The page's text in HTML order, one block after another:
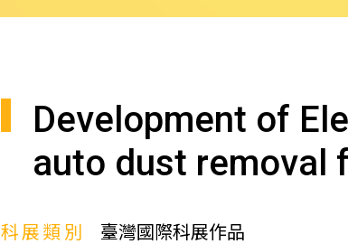
Development of
auto dust removal
科展類別
臺灣國際科展作品